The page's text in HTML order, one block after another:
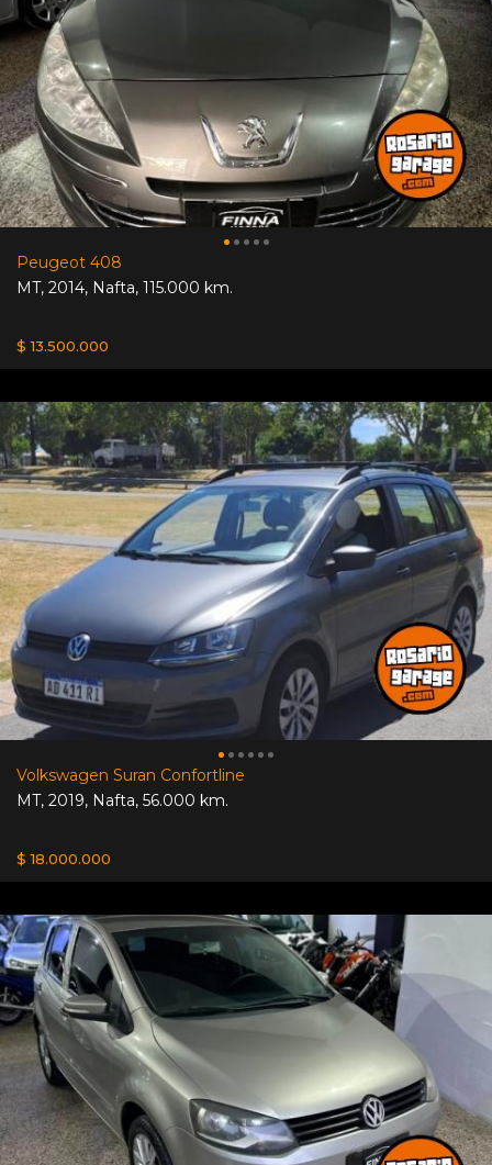
Peugeot 408
MT, 2014, Nafta, 115.000 km.
$ 13.500.000
Volkswagen Suran Confortline
MT, 2019, Nafta, 56.000 km.
$ 18.000.000